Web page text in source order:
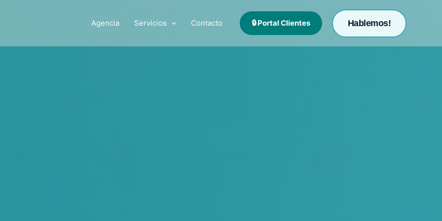
Agencia Servicios Contacto 🔒 Portal Clientes Hablemos!